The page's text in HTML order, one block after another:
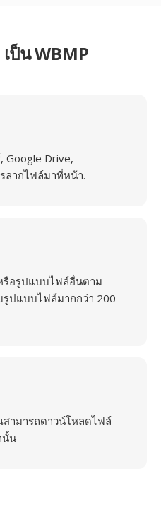
ป็น WBMP
Google Drive,
ลากไฟล์มาที่หน้า.
รือรูปแบบไฟล์อื่นตาม
รูปแบบไฟล์มากกว่า 200
ามารถดาวน์โหลดไฟล์
นั้น